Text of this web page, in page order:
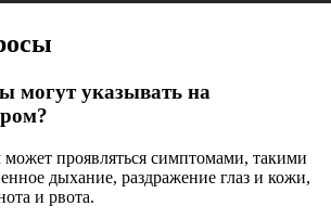
могут указывать на
проявляться симптомами, такими
дыхание, раздражение глаз и кожи,
и рвота.